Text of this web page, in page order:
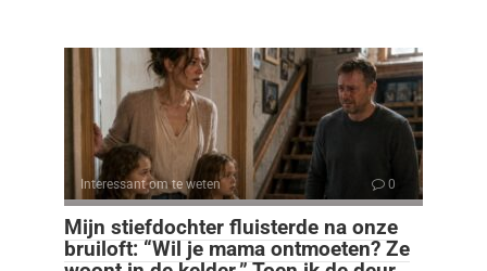
Interessant om te weten 0
Mijn stiefdochter fluisterde na onze
bruiloft: “Wil je mama ontmoeten? Ze